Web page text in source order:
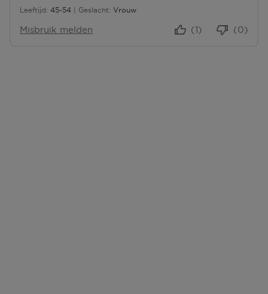
Leeftijd
45 tot 5445-54 Geslacht Vrouw
Misbruik melden (0)
(1)